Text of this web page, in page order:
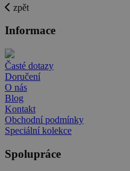
zpět
Informace
Časté dotazy
Doručení
O nás
Blog
Kontakt
Obchodní podmínky
Speciální kolekce
Spolupráce